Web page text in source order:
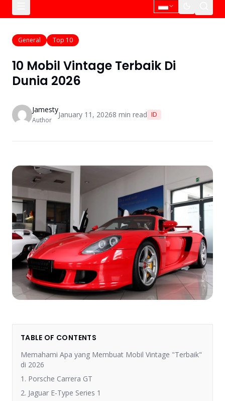
General Top 10
10 Mobil Vintage Terbaik Di
Dunia 2026
Jamesty
Author
January 11, 20268 min read ID
TABLE OF CONTENTS
Memahami Apa yang Membuat Mobil Vintage "Terbaik"
di 2026
1. Porsche Carrera GT
2. Jaguar E-Type Series 1